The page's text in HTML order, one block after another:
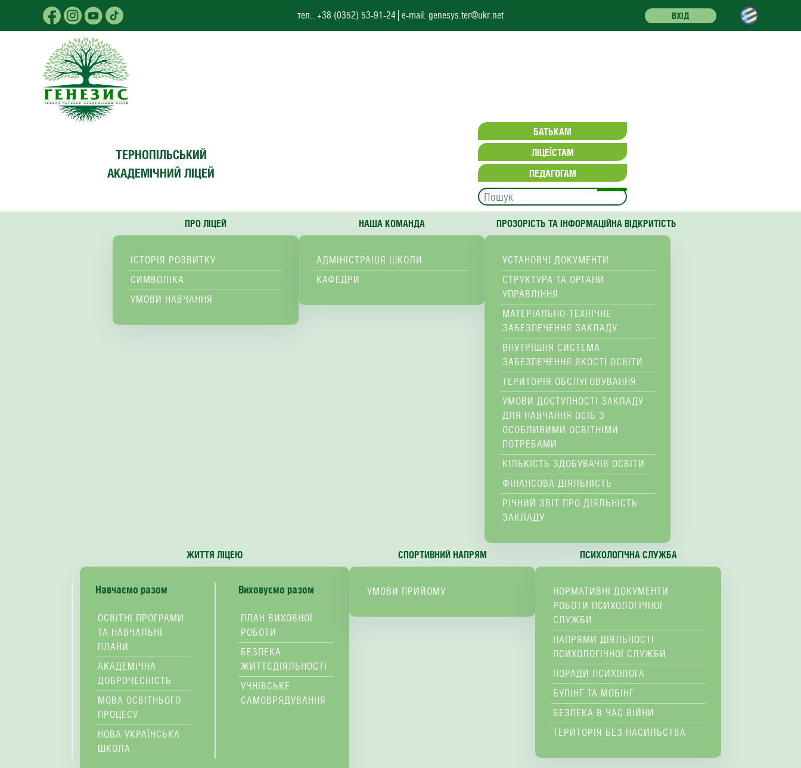
Skip to main content
тел.: +38 (0352) 53-91-24 e-mail: genesys.ter@ukr.net ВХІД
ТЕРНОПІЛЬСЬКИЙ
АКАДЕМІЧНИЙ ЛІЦЕЙ
БАТЬКАМ
ЛІЦЕЇСТАМ
ПЕДАГОГАМ
ПРО ЛІЦЕЙ
ІСТОРІЯ РОЗВИТКУ
СИМВОЛІКА
УМОВИ НАВЧАННЯ
НАША КОМАНДА
АДМІНІСТРАЦІЯ ШКОЛИ
КАФЕДРИ
ПРОЗОРІСТЬ ТА ІНФОРМАЦІЙНА ВІДКРИТІСТЬ
УСТАНОВЧІ ДОКУМЕНТИ
СТРУКТУРА ТА ОРГАНИ
УПРАВЛІННЯ
МАТЕРІАЛЬНО-ТЕХНІЧНЕ
ЗАБЕЗПЕЧЕННЯ ЗАКЛАДУ
ВНУТРІШНЯ СИСТЕМА
ЗАБЕЗПЕЧЕННЯ ЯКОСТІ ОСВІТИ
ТЕРИТОРІЯ ОБСЛУГОВУВАННЯ
УМОВИ ДОСТУПНОСТІ ЗАКЛАДУ
ДЛЯ НАВЧАННЯ ОСІБ З
ОСОБЛИВИМИ ОСВІТНІМИ
ПОТРЕБАМИ
КІЛЬКІСТЬ ЗДОБУВАЧІВ ОСВІТИ
ФІНАНСОВА ДІЯЛЬНІСТЬ
РІЧНИЙ ЗВІТ ПРО ДІЯЛЬНІСТЬ
ЗАКЛАДУ
ЖИТТЯ ЛІЦЕЮ
Навчаємо разом
ОСВІТНІ ПРОГРАМИ
ТА НАВЧАЛЬНІ
ПЛАНИ
АКАДЕМІЧНА
ДОБРОЧЕСНІСТЬ
МОВА ОСВІТНЬОГО
ПРОЦЕСУ
НОВА УКРАЇНСЬКА
ШКОЛА
Виховуємо разом
ПЛАН ВИХОВНОЇ
РОБОТИ
БЕЗПЕКА
ЖИТТЄДІЯЛЬНОСТІ
УЧНІВСЬКЕ
САМОВРЯДУВАННЯ
СПОРТИВНИЙ НАПРЯМ
УМОВИ ПРИЙОМУ
ПСИХОЛОГІЧНА СЛУЖБА
НОРМАТИВНІ ДОКУМЕНТИ
РОБОТИ ПСИХОЛОГІЧНОЇ
СЛУЖБИ
НАПРЯМИ ДІЯЛЬНОСТІ
ПСИХОЛОГІЧНОЇ СЛУЖБИ
ПОРАДИ ПСИХОЛОГА
БУЛІНГ ТА МОБІНГ
БЕЗПЕКА В ЧАС ВІЙНИ
ТЕРИТОРІЯ БЕЗ НАСИЛЬСТВА